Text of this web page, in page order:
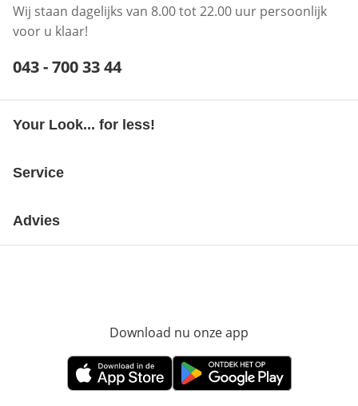
Wij staan dagelijks van 8.00 tot 22.00 uur persoonlijk
voor u klaar!
Telefoonnummer:
043 - 700 33 44
Your Look... for less!
Service
Advies
Download nu onze app
Opent in nieuw vensterOpent in nieuw venster